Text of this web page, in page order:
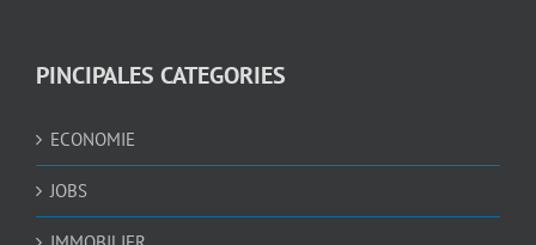
PINCIPALES CATEGORIES
ECONOMIE
JOBS